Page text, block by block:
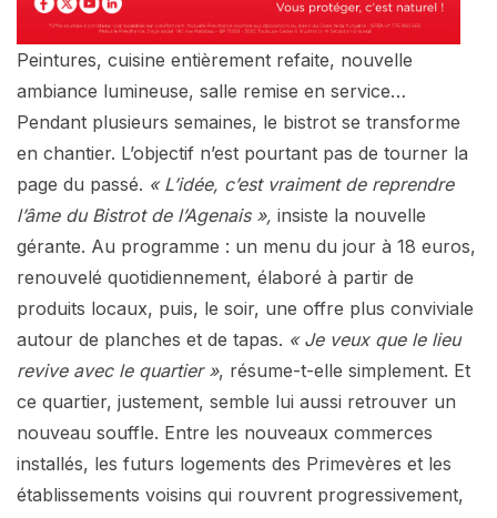
Peintures, cuisine entièrement refaite, nouvelle
ambiance lumineuse, salle remise en service…
Pendant plusieurs semaines, le bistrot se transforme
en chantier. L’objectif n’est pourtant pas de tourner la
page du passé. « L’idée, c’est vraiment de reprendre
l’âme du Bistrot de l’Agenais », insiste la nouvelle
gérante. Au programme : un menu du jour à 18 euros,
renouvelé quotidiennement, élaboré à partir de
produits locaux, puis, le soir, une offre plus conviviale
autour de planches et de tapas. « Je veux que le lieu
revive avec le quartier », résume-t-elle simplement. Et
ce quartier, justement, semble lui aussi retrouver un
nouveau souffle. Entre les nouveaux commerces
installés, les futurs logements des Primevères et les
établissements voisins qui rouvrent progressivement,